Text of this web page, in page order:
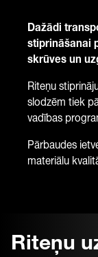
Dažādi
stiprināšanai
skrūves un
Riteņu
slodzēm tiek
vadības
Pārbaudes
materiālu
Riteņu